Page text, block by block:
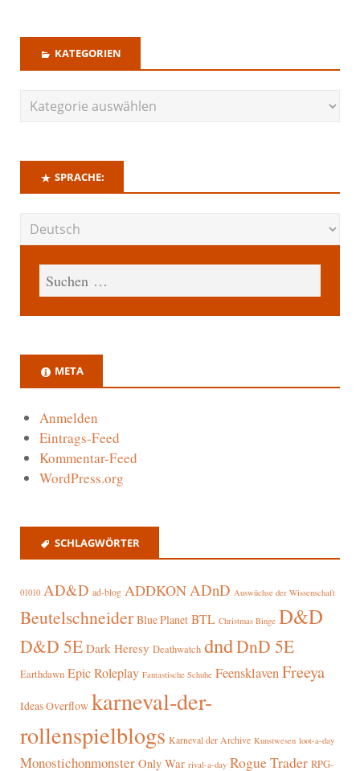
KATEGORIEN
SPRACHE:
META
Anmelden
Eintrags-Feed
Kommentar-Feed
WordPress.org
SCHLAGWÖRTER
01010 AD&D ad-blog ADDKONADnD Auswüchse der Wissenschaft
Beutelschneider Blue Planet BTL Christmas Binge D&D
D&D 5E Dark Heresy Deathwatch dndDnD 5E
Earthdawn Epic Roleplay Fantastische Schuhe FeensklavenFreeya
Ideas Overflow karneval-der-
rollenspielblogs Karneval der Archive Kunstwesen loot-a-day
Monostichonmonster Only War rival-a-day Rogue Trader RPG-